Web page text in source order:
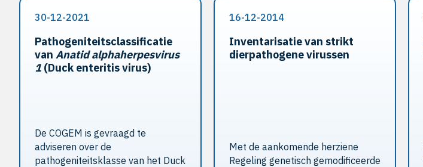
30-12-2021
Pathogeniteitsclassificatie
van Anatid alphaherpesvirus
1 (Duck enteritis virus)
De COGEM is gevraagd te
adviseren over de
pathogeniteitsklasse van het Duck
16-12-2014
Inventarisatie van strikt
dierpathogene virussen
Met de aankomende herziene
Regeling genetisch gemodificeerde